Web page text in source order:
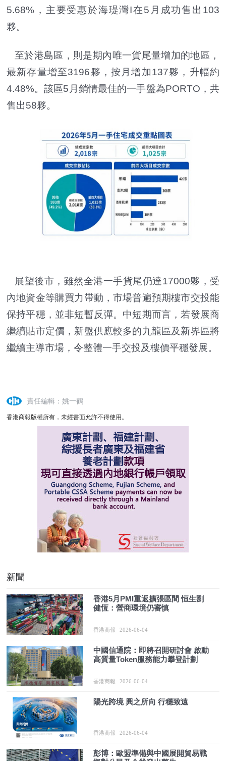
5.68%，主要受惠於海瑅灣I在5月成功售出103
夥。
至於港島區，則是期內唯一貨尾量增加的地區，
最新存量增至3196夥，按月增加137夥，升幅約
4.48%。該區5月銷情最佳的一手盤為PORTO，共
售出58夥。
展望後市，雖然全港一手貨尾仍達17000夥，受
內地資金等購買力帶動，市場普遍預期樓市交投能
保持平穩，並非短暫反彈。中短期而言，若發展商
繼續貼市定價，新盤供應較多的九龍區及新界區將
繼續主導市場，令整體一手交投及樓價平穩發展。
責任編輯：姚一鶴
香港商報版權所有，未經書面允許不得使用。
新聞
香港5月PMI重返擴張區間 恒生劉
健恆：營商環境仍審慎
香港商報 2026-06-04
中國信通院：即將召開研討會 啟動
高質量Token服務能力攀登計劃
香港商報 2026-06-04
陽光跨境 興之所向 行穩致遠
香港商報 2026-06-04
彭博：歐盟準備與中國展開貿易戰